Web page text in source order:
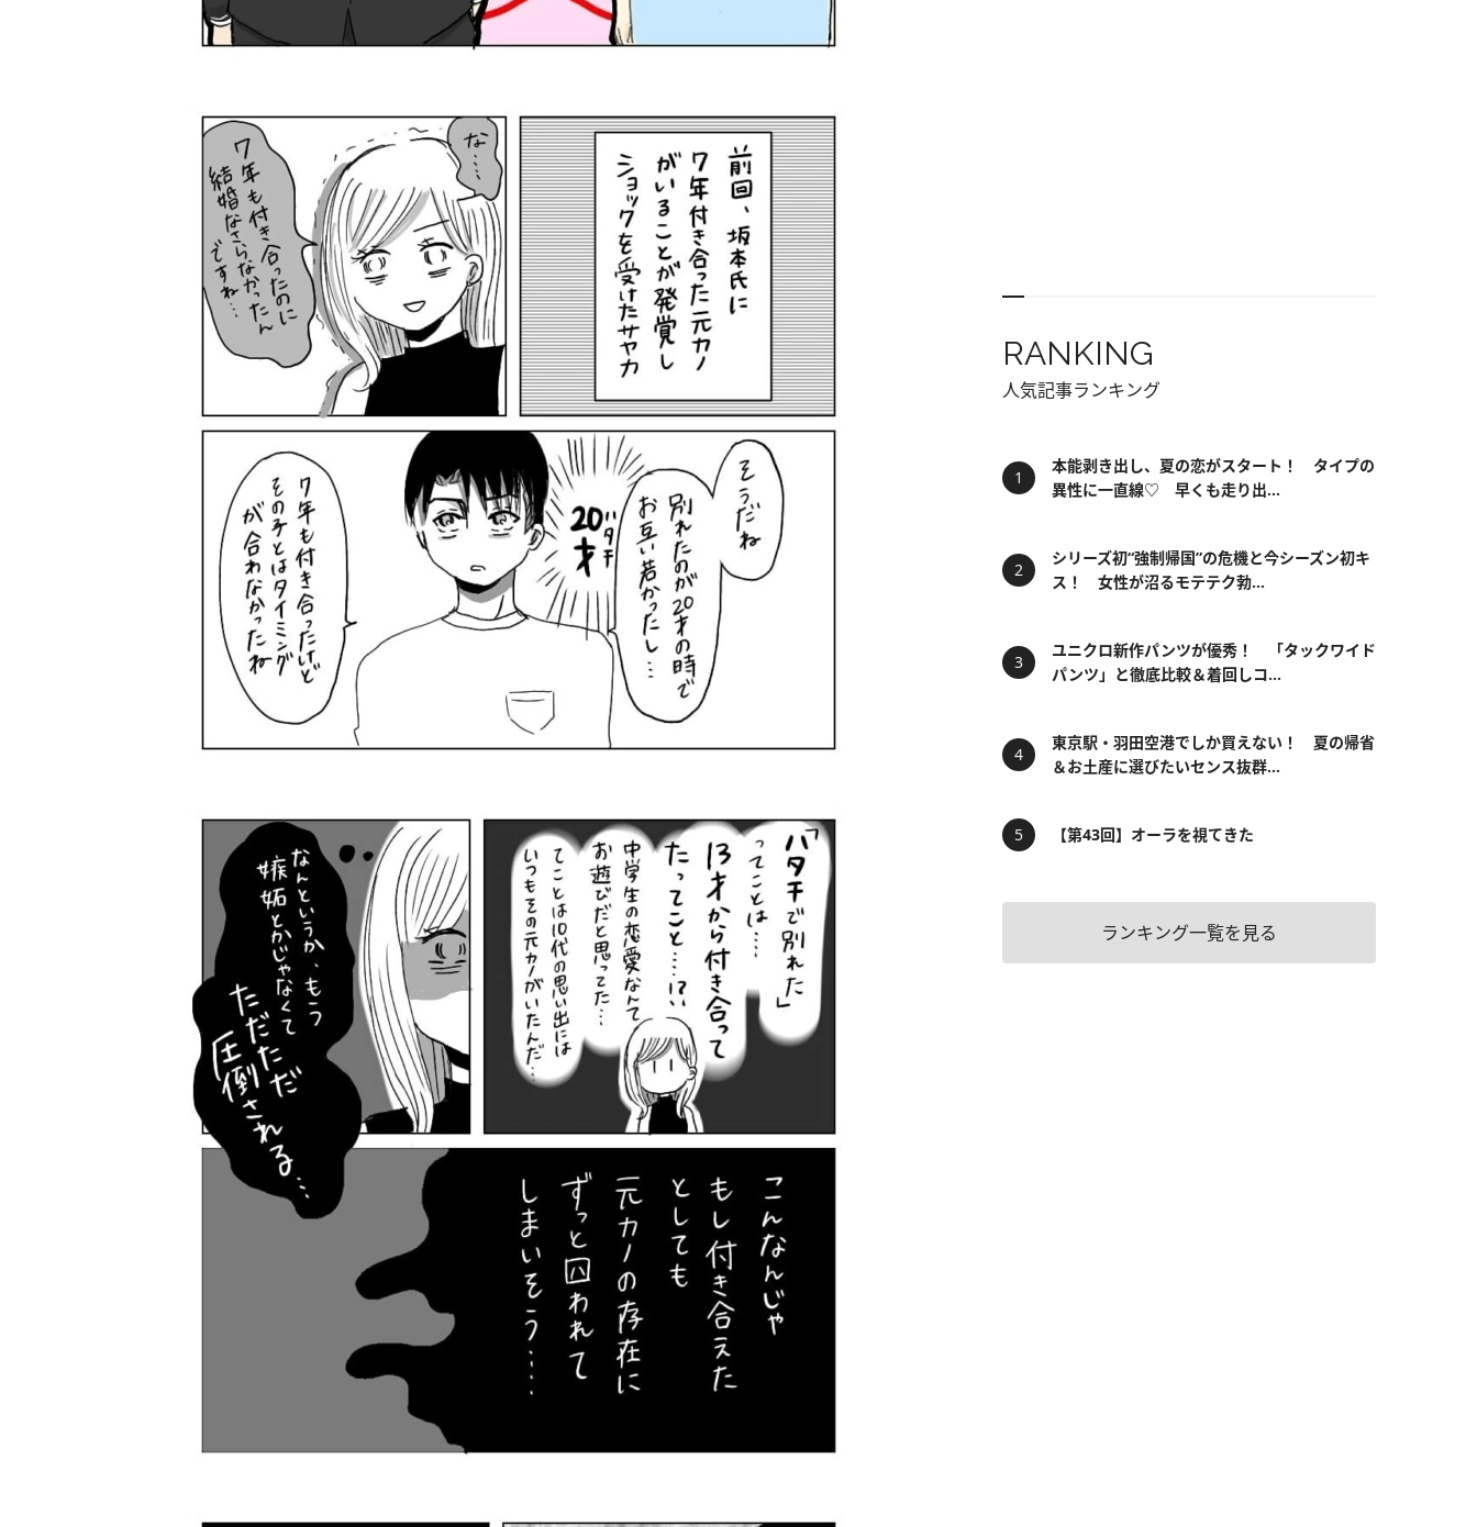
RANKING
人気記事ランキング
本能剥き出し、夏の恋がスタート！ タイプの
異性に一直線♡ 早くも走り出...
シリーズ初“強制帰国”の危機と今シーズン初キ
ス！ 女性が沼るモテテク勃...
ユニクロ新作パンツが優秀！ 「タックワイド
パンツ」と徹底比較＆着回しコ...
東京駅・羽田空港でしか買えない！ 夏の帰省
＆お土産に選びたいセンス抜群...
【第43回】オーラを視てきた
ランキング一覧を見る